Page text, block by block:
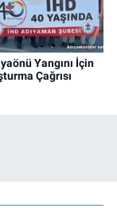
Yangını İçin
Çağrısı